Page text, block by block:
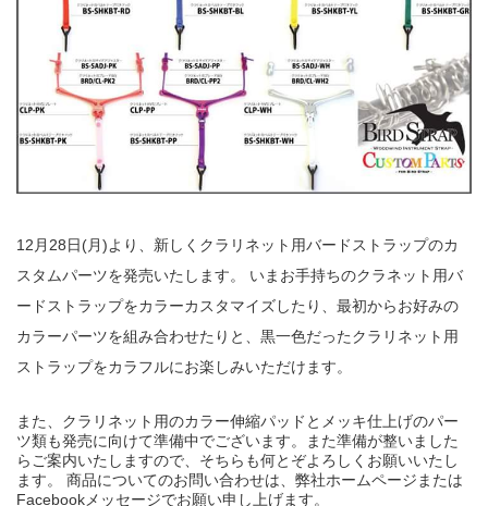
12月28日(月)より、新しくクラリネット用バードストラップのカ
スタムパーツを発売いたします。 いまお手持ちのクラネット用バ
ードストラップをカラーカスタマイズしたり、最初からお好みの
カラーパーツを組み合わせたりと、黒一色だったクラリネット用
ストラップをカラフルにお楽しみいただけます。
また、クラリネット用のカラー伸縮パッドとメッキ仕上げのパー
ツ類も発売に向けて準備中でございます。また準備が整いました
らご案内いたしますので、そちらも何とぞよろしくお願いいたし
ます。 商品についてのお問い合わせは、弊社ホームページまたは
Facebookメッセージでお願い申し上げます。